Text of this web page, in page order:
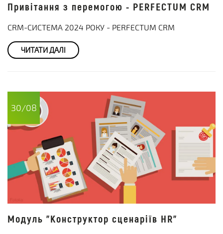
Привітання з перемогою - PERFECTUM CRM
CRM-СИСТЕМА 2024 РОКУ - PERFECTUM CRM
ЧИТАТИ ДАЛІ
30/08
Модуль "Конструктор сценаріїв HR"